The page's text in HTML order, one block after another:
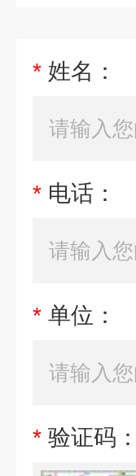
* 姓名：
* 电话：
* 单位：
* 验证码：